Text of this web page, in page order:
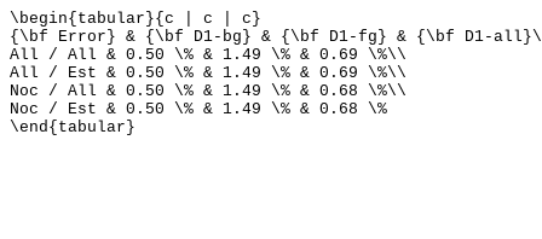
\begin{tabular}{c | c | c}
{\bf Error} & {\bf D1-bg} & {\bf D1-fg} & {\bf D1-
All / All & 0.50 \% & 1.49 \% & 0.69 \%\\
All / Est & 0.50 \% & 1.49 \% & 0.69 \%\\
Noc / All & 0.50 \% & 1.49 \% & 0.68 \%\\
Noc / Est & 0.50 \% & 1.49 \% & 0.68 \%
\end{tabular}